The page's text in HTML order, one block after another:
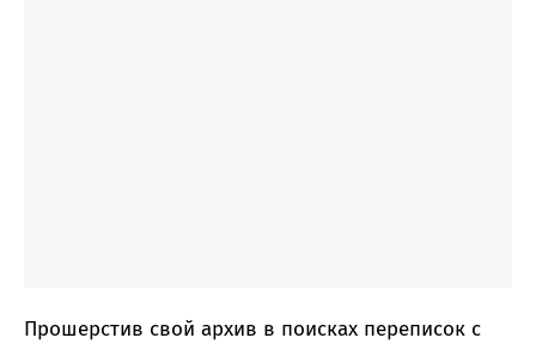
Прошерстив свой архив в поисках переписок с